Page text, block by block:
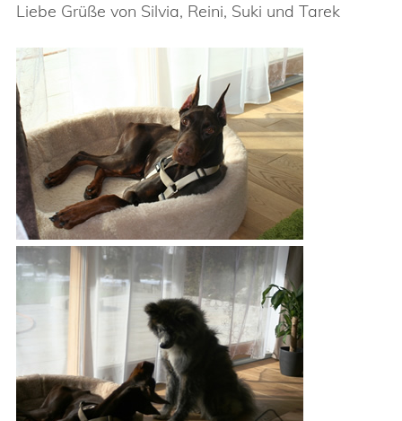
Liebe Grüße von Silvia, Reini, Suki und Tarek